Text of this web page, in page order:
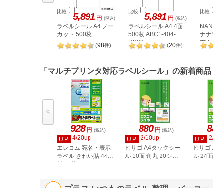
比較 5,891 円 (税込)
ラベルシール A4 ノー
カット 500枚
(98件)
比較 5,891 円 (税込)
ラベルシール A4 4面
500枚 ABC1-404-
RB09
(20件)
比較
ナナ
下余
「マルチプリンタ対応ラベルシール」の新着商品
928 円 (税込)
UP
4/20up
エレコム 宛名・表示
ラベル きれい貼 44面
付 20枚 EDT-TMEX44
880 円 (税込)
UP
2/10up
ヒサゴ A4タックシー
ル 10面 角丸 20シー
ト FSCOP868
UP
ヒサゴ
ル 24
シー
<